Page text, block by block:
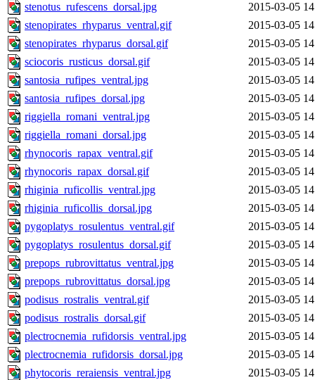
stenotus_rufescens_dorsal.jpg
2015-03-05
stenopirates_rhyparus_ventral.gif
2015-03-05
stenopirates_rhyparus_dorsal.gif
2015-03-05
sciocoris_rusticus_dorsal.gif
2015-03-05
santosia_rufipes_ventral.jpg
2015-03-05
santosia_rufipes_dorsal.jpg
2015-03-05
riggiella_romani_ventral.jpg
2015-03-05
riggiella_romani_dorsal.jpg
2015-03-05
rhynocoris_rapax_ventral.gif
2015-03-05
rhynocoris_rapax_dorsal.gif
2015-03-05
rhiginia_ruficollis_ventral.jpg
2015-03-05
rhiginia_ruficollis_dorsal.jpg
2015-03-05
pygoplatys_rosulentus_ventral.gif
2015-03-05
pygoplatys_rosulentus_dorsal.gif
2015-03-05
prepops_rubrovittatus_ventral.jpg
2015-03-05
prepops_rubrovittatus_dorsal.jpg
2015-03-05
podisus_rostralis_ventral.gif
2015-03-05
podisus_rostralis_dorsal.gif
2015-03-05
plectrocnemia_rufidorsis_ventral.jpg
2015-03-05
plectrocnemia_rufidorsis_dorsal.jpg
2015-03-05
phytocoris_reraiensis_ventral.jpg
2015-03-05